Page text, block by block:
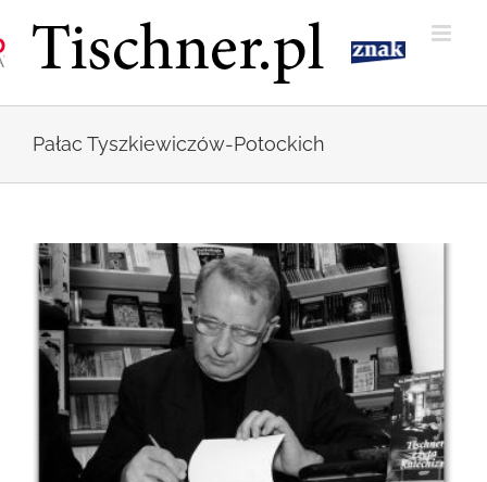
zawartości
Pałac Tyszkiewiczów-Potockich